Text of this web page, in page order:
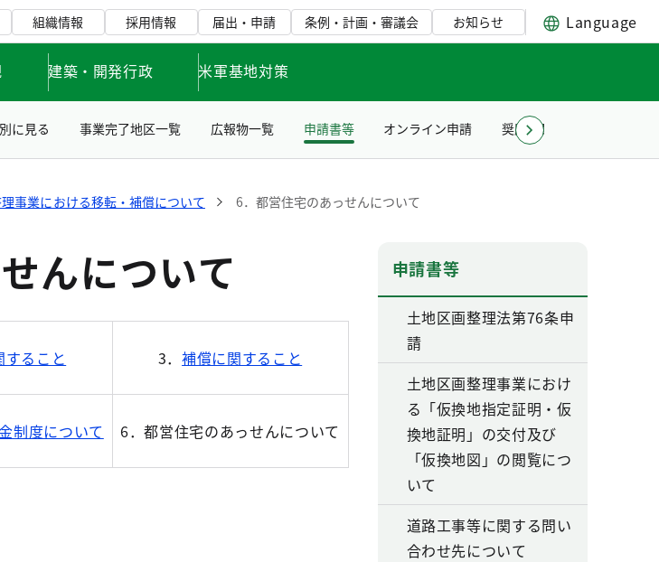
組織情報 採用情報 届出・申請 条例・計画・審議会 お知らせ Language
建築・開発行政 米軍基地対策
に見る 事業完了地区一覧 広報物一覧 申請書等 オンライン申請 奨励賞贈呈式について
事業における移転・補償について 6．都営住宅のあっせんについて
んについて
すること 3．補償に関すること
制度について 6．都営住宅のあっせんについて
申請書等
土地区画整理法第76条申
請
土地区画整理事業におけ
る「仮換地指定証明・仮
換地証明」の交付及び
「仮換地図」の閲覧につ
いて
道路工事等に関する問い
合わせ先について